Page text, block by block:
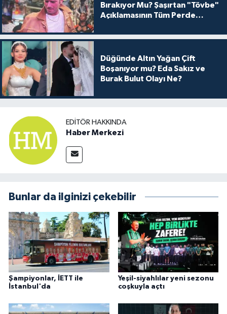
Bırakıyor Mu? Şaşırtan "Tövbe"
Açıklamasının Tüm Perde
Düğünde Altın Yağan Çift
Boşanıyor mu? Eda Sakız ve
Burak Bulut Olayı Ne?
EDITÖR HAKKINDA
Haber Merkezi
Bunlar da ilginizi çekebilir
Şampiyonlar, İETT ile
İstanbul'da
Yeşil-siyahlılar yeni sezonu
coşkuyla açtı